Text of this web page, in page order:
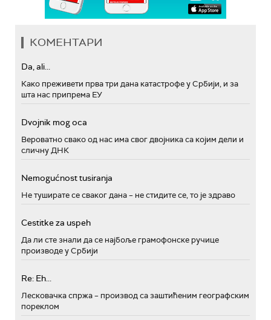
КОМЕНТАРИ
Da, ali...
Како преживети прва три дана катастрофе у Србији, и за
шта нас припрема ЕУ
Dvojnik mog oca
Вероватно свако од нас има свог двојника са којим дели и
сличну ДНК
Nemogućnost tusiranja
Не туширате се сваког дана – не стидите се, то је здраво
Cestitke za uspeh
Да ли сте знали да се најбоље грамофонске ручице
производе у Србији
Re: Eh...
Лесковачка спржа – производ са заштићеним географским
пореклом